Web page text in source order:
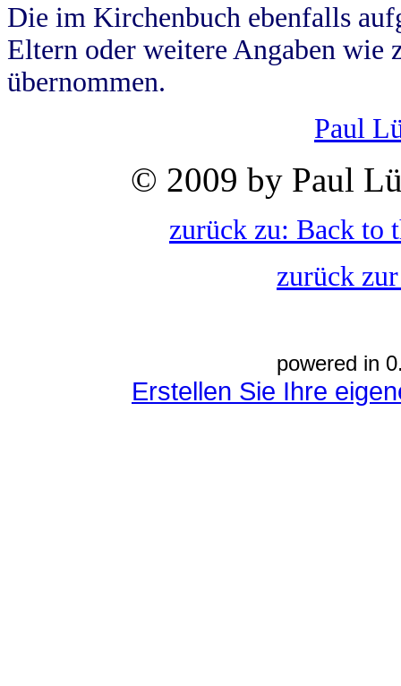
Die im Kirchenbuch ebenfalls
Eltern oder weitere Angaben wie
übernommen.
Paul
© 2009 by Paul
zurück zu: Back to
zurück
powered in
Erstellen Sie Ihre